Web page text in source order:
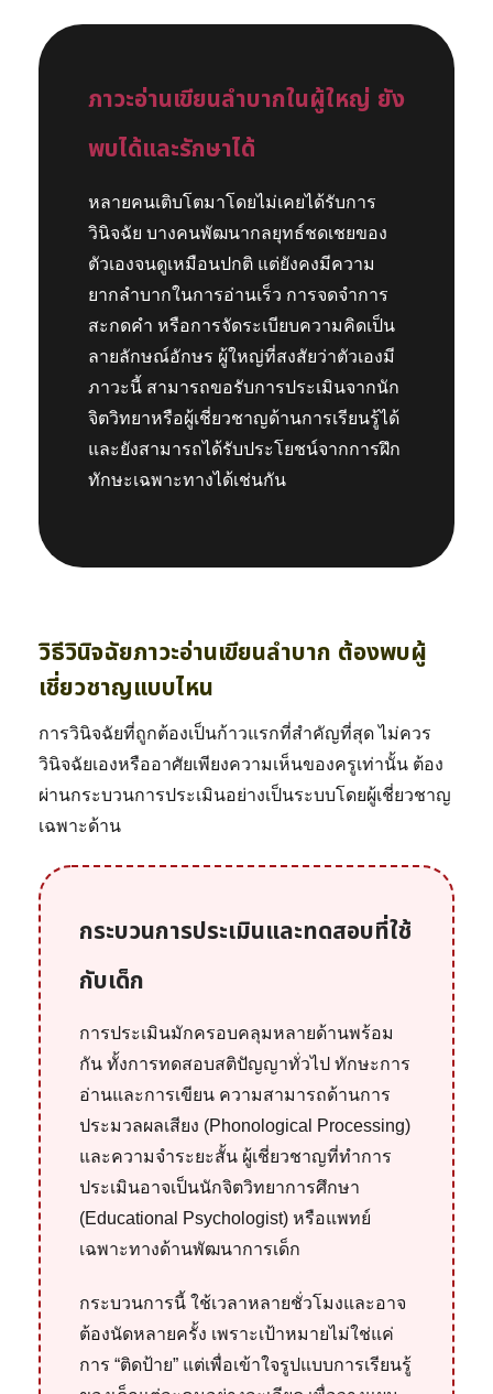
ภาวะอ่านเขียนลำบากในผู้ใหญ่ ยัง
พบได้และรักษาได้
หลายคนเติบโตมาโดยไม่เคยได้รับการ
วินิจฉัย บางคนพัฒนากลยุทธ์ชดเชยของ
ตัวเองจนดูเหมือนปกติ แต่ยังคงมีความ
ยากลำบากในการอ่านเร็ว การจดจำการ
สะกดคำ หรือการจัดระเบียบความคิดเป็น
ลายลักษณ์อักษร ผู้ใหญ่ที่สงสัยว่าตัวเองมี
ภาวะนี้ สามารถขอรับการประเมินจากนัก
จิตวิทยาหรือผู้เชี่ยวชาญด้านการเรียนรู้ได้
และยังสามารถได้รับประโยชน์จากการฝึก
ทักษะเฉพาะทางได้เช่นกัน
วิธีวินิจฉัยภาวะอ่านเขียนลำบาก ต้องพบผู้
เชี่ยวชาญแบบไหน
การวินิจฉัยที่ถูกต้องเป็นก้าวแรกที่สำคัญที่สุด ไม่ควร
วินิจฉัยเองหรืออาศัยเพียงความเห็นของครูเท่านั้น ต้อง
ผ่านกระบวนการประเมินอย่างเป็นระบบโดยผู้เชี่ยวชาญ
เฉพาะด้าน
กระบวนการประเมินและทดสอบที่ใช้
กับเด็ก
การประเมินมักครอบคลุมหลายด้านพร้อม
กัน ทั้งการทดสอบสติปัญญาทั่วไป ทักษะการ
อ่านและการเขียน ความสามารถด้านการ
ประมวลผลเสียง (Phonological Processing)
และความจำระยะสั้น ผู้เชี่ยวชาญที่ทำการ
ประเมินอาจเป็นนักจิตวิทยาการศึกษา
(Educational Psychologist) หรือแพทย์
เฉพาะทางด้านพัฒนาการเด็ก
กระบวนการนี้ ใช้เวลาหลายชั่วโมงและอาจ
ต้องนัดหลายครั้ง เพราะเป้าหมายไม่ใช่แค่
การ “ติดป้าย” แต่เพื่อเข้าใจรูปแบบการเรียนรู้